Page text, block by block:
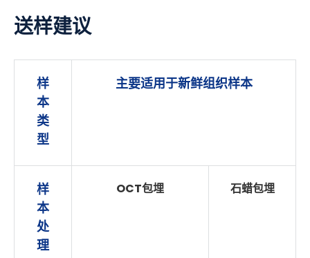
送样建议
样
本
类
型
主要适用于新鲜组织样本
样
本
处
理
OCT包埋 石蜡包埋